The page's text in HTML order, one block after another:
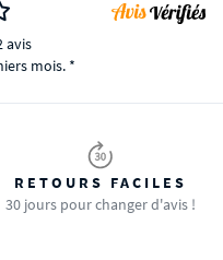
avis
mois. *
RETOURS FACILES
30 jours pour changer d'avis !